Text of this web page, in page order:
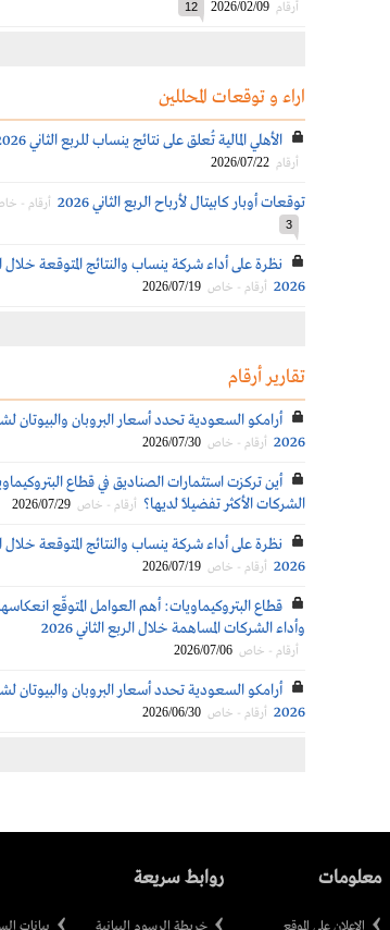
أرقام 2026/02/09
12
اراء و توقعات المحللين
الأهلي المالية تُعلق على نتائج ينساب للربع الثاني 2026
أرقام 2026/07/22
توقعات أوبار كابيتال لأرباح الربع الثاني 2026 أرقام -
3
نظرة على أداء شركة ينساب والنتائج المتوقعة خلال
2026 أرقام - خاص 2026/07/19
تقارير أرقام
أرامكو السعودية تحدد أسعار البروبان
2026 أرقام - خاص 2026/07/30
أين تركزت استثمارات الصناديق في قطاع
الشركات الأكثر تفضيلاً لديها؟ أرقام - خاص 2026/07/29
نظرة على أداء شركة ينساب والنتائج المتوقعة خلال
2026 أرقام - خاص 2026/07/19
قطاع البتروكيماويات: أهم العوامل المتوقّع
وأداء الشركات المساهمة خلال الربع الثاني 2026
أرقام - خاص 2026/07/06
أرامكو السعودية تحدد أسعار البروبان والبيوتان
2026 أرقام - خاص 2026/06/30
معلومات روابط سريعة